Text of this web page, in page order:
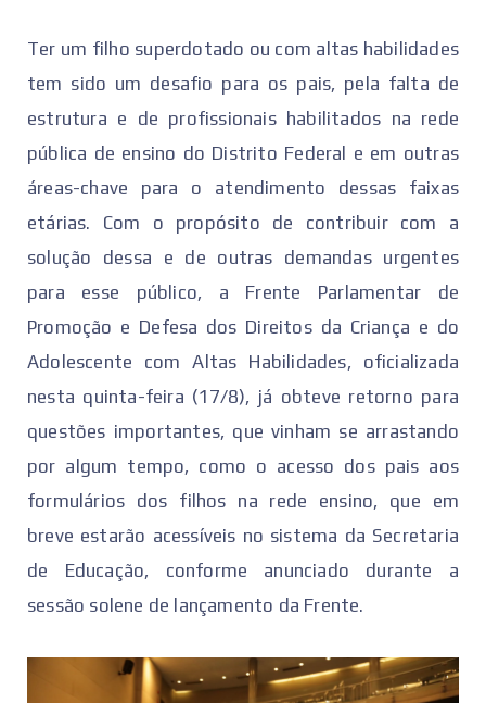
Ter um filho superdotado ou com altas habilidades
tem sido um desafio para os pais, pela falta de
estrutura e de profissionais habilitados na rede
pública de ensino do Distrito Federal e em outras
áreas-chave para o atendimento dessas faixas
etárias. Com o propósito de contribuir com a
solução dessa e de outras demandas urgentes
para esse público, a Frente Parlamentar de
Promoção e Defesa dos Direitos da Criança e do
Adolescente com Altas Habilidades, oficializada
nesta quinta-feira (17/8), já obteve retorno para
questões importantes, que vinham se arrastando
por algum tempo, como o acesso dos pais aos
formulários dos filhos na rede ensino, que em
breve estarão acessíveis no sistema da Secretaria
de Educação, conforme anunciado durante a
sessão solene de lançamento da Frente.